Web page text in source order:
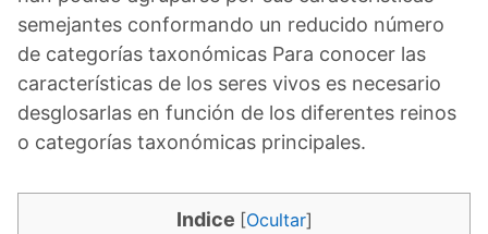
semejantes conformando un reducido número
de categorías taxonómicas Para conocer las
características de los seres vivos es necesario
desglosarlas en función de los diferentes reinos
o categorías taxonómicas principales.
Indice [Ocultar]